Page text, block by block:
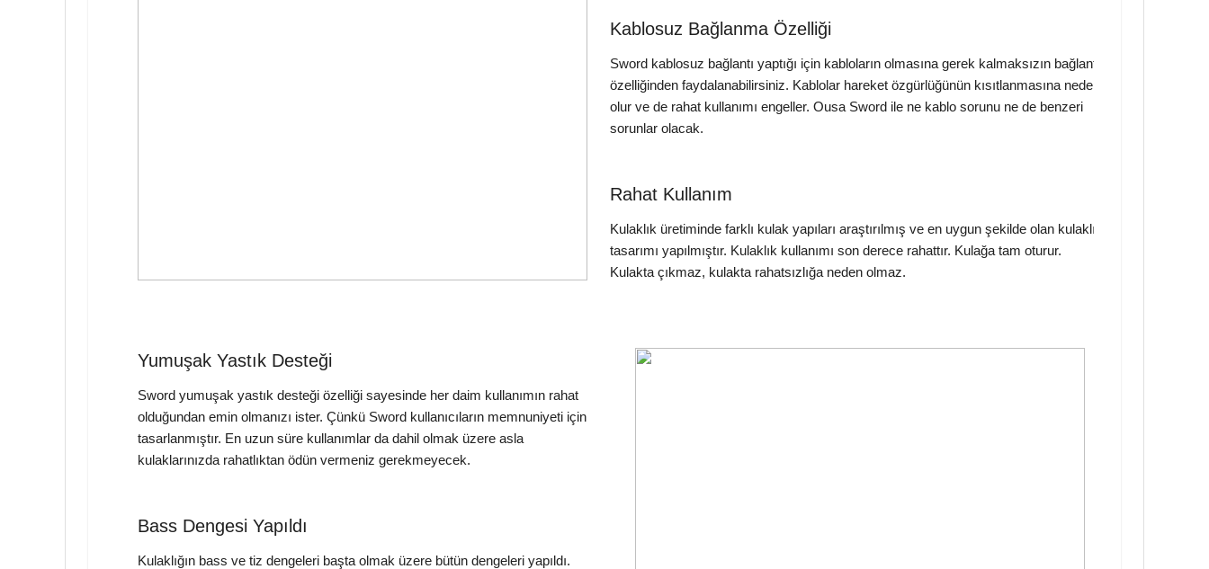
Kablosuz Bağlanma Özelliği
Sword kablosuz bağlantı yaptığı için kabloların olmasına gerek kalmaksızın bağlantı
özelliğinden faydalanabilirsiniz. Kablolar hareket özgürlüğünün kısıtlanmasına neden
olur ve de rahat kullanımı engeller. Ousa Sword ile ne kablo sorunu ne de benzeri
sorunlar olacak.
Rahat Kullanım
Kulaklık üretiminde farklı kulak yapıları araştırılmış ve en uygun şekilde olan kulaklık
tasarımı yapılmıştır. Kulaklık kullanımı son derece rahattır. Kulağa tam oturur.
Kulakta çıkmaz, kulakta rahatsızlığa neden olmaz.
Yumuşak Yastık Desteği
Sword yumuşak yastık desteği özelliği sayesinde her daim kullanımın rahat
olduğundan emin olmanızı ister. Çünkü Sword kullanıcıların memnuniyeti için
tasarlanmıştır. En uzun süre kullanımlar da dahil olmak üzere asla
kulaklarınızda rahatlıktan ödün vermeniz gerekmeyecek.
Bass Dengesi Yapıldı
Kulaklığın bass ve tiz dengeleri başta olmak üzere bütün dengeleri yapıldı.